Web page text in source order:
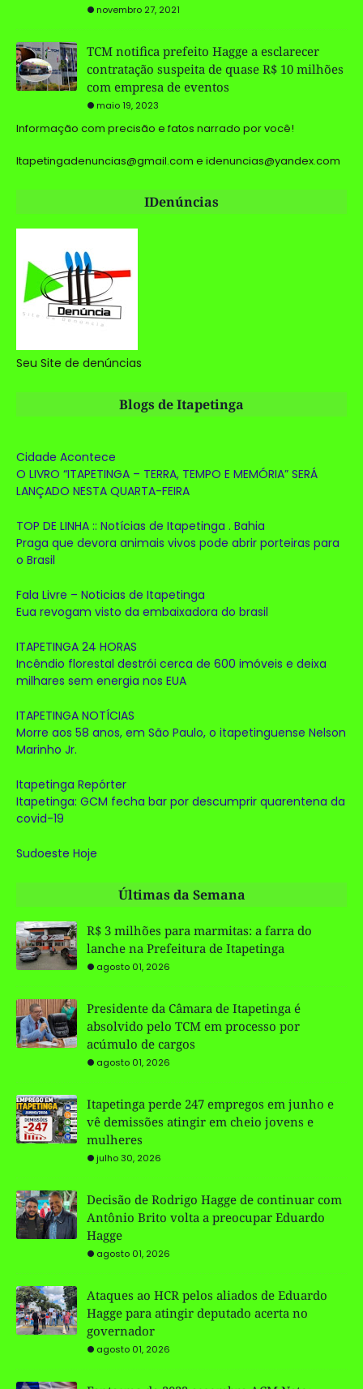
novembro 27, 2021
TCM notifica prefeito Hagge a esclarecer
contratação suspeita de quase R$ 10 milhões
com empresa de eventos
maio 19, 2023
Informação com precisão e fatos narrado por você!
Itapetingadenuncias@gmail.com e idenuncias@yandex.com
IDenúncias
Seu Site de denúncias
Blogs de Itapetinga
Cidade Acontece
O LIVRO “ITAPETINGA – TERRA, TEMPO E MEMÓRIA” SERÁ
LANÇADO NESTA QUARTA-FEIRA
TOP DE LINHA :: Notícias de Itapetinga . Bahia
Praga que devora animais vivos pode abrir porteiras para
o Brasil
Fala Livre – Noticias de Itapetinga
Eua revogam visto da embaixadora do brasil
ITAPETINGA 24 HORAS
Incêndio florestal destrói cerca de 600 imóveis e deixa
milhares sem energia nos EUA
ITAPETINGA NOTÍCIAS
Morre aos 58 anos, em São Paulo, o itapetinguense Nelson
Marinho Jr.
Itapetinga Repórter
Itapetinga: GCM fecha bar por descumprir quarentena da
covid-19
Sudoeste Hoje
Últimas da Semana
R$ 3 milhões para marmitas: a farra do
lanche na Prefeitura de Itapetinga
agosto 01, 2026
Presidente da Câmara de Itapetinga é
absolvido pelo TCM em processo por
acúmulo de cargos
agosto 01, 2026
Itapetinga perde 247 empregos em junho e
vê demissões atingir em cheio jovens e
mulheres
julho 30, 2026
Decisão de Rodrigo Hagge de continuar com
Antônio Brito volta a preocupar Eduardo
Hagge
agosto 01, 2026
Ataques ao HCR pelos aliados de Eduardo
Hagge para atingir deputado acerta no
governador
agosto 01, 2026